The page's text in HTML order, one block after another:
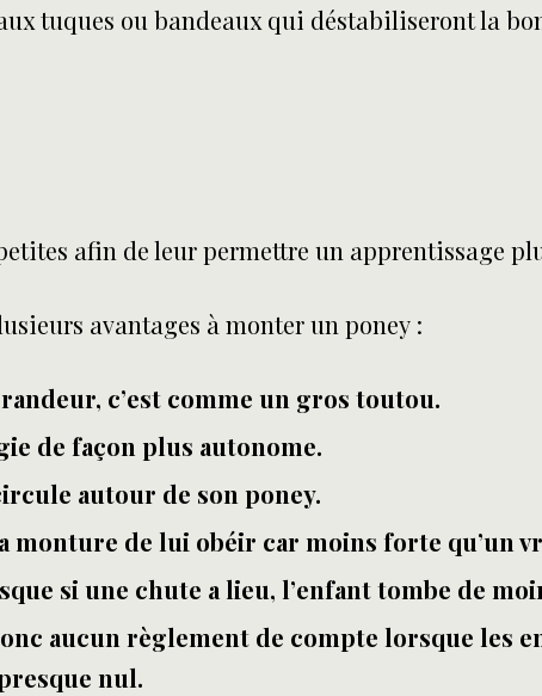
tuques ou bandeaux qui déstabiliseront la
afin de leur permettre un apprentissage
avantages à monter un poney :
c’est comme un gros toutou.
de façon plus autonome.
autour de son poney.
monture de lui obéir car moins forte qu’un
si une chute a lieu, l’enfant tombe de
aucun règlement de compte lorsque les
nul.